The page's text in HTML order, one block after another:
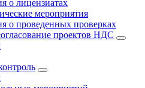
о лицензиатах
мероприятия
о проведенных проверках
проектов НДС